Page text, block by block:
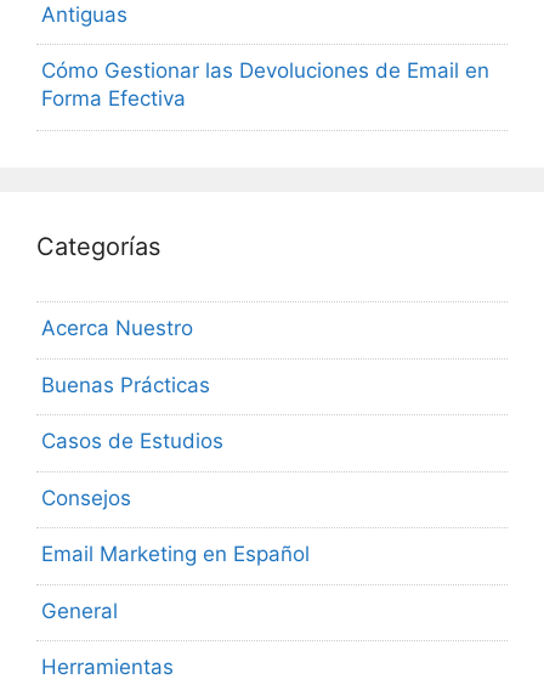
Antiguas
Cómo Gestionar las Devoluciones de Email en
Forma Efectiva
Categorías
Acerca Nuestro
Buenas Prácticas
Casos de Estudios
Consejos
Email Marketing en Español
General
Herramientas